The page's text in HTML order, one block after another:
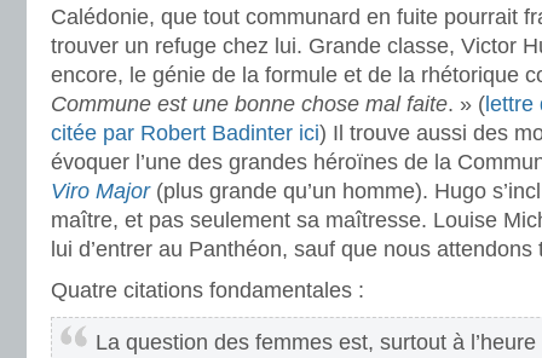
Calédonie, que tout communard en fuite pourrait
trouver un refuge chez lui. Grande classe, Victor
encore, le génie de la formule et de la rhétorique
Commune est une bonne chose mal faite. » ( lettre
citée par Robert Badinter ici) Il trouve aussi des
évoquer l’une des grandes héroïnes de la
Viro Major(plus grande qu’un homme). Hugo
maître, et pas seulement sa maîtresse. Louise
lui d’entrer au Panthéon, sauf que nous attendons
Quatre citations fondamentales :
La question des femmes est, surtout à